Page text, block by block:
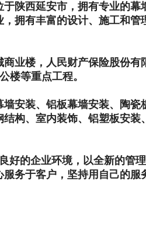
陕西延安市，拥有专业的幕
拥有丰富的设计、施工和管
业楼，人民财产保险股份有
楼等重点工程。
安装、铝板幕墙安装、陶瓷
构、室内装饰、铝塑板安装、
好的企业环境，以全新的管理
务于客户，坚持用自己的服